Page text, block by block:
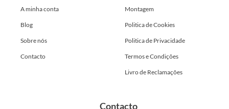
A minha conta
Blog
Sobre nós
Contacto
Montagem
Politica de Cookies
Politica de Privacidade
Termos e Condições
Livro de Reclamações
Contacto